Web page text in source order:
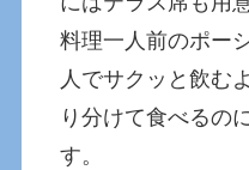
料理一人前のポー
人でサクッと飲む
り分けて食べるの
す。